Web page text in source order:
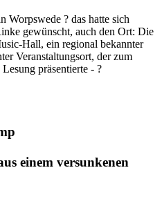
Worpswede ? das hatte sich
gewünscht, auch den Ort: Die
Hall, ein regional bekannter
Veranstaltungsort, der zum
präsentierte - ?
einem versunkenen